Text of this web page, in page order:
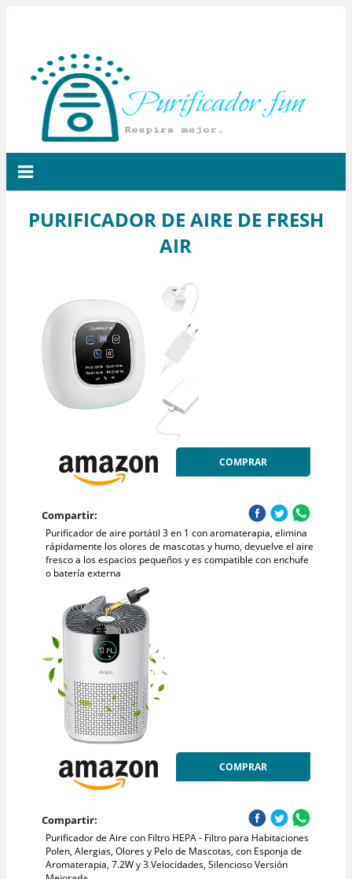
PURIFICADOR DE AIRE DE FRESH
AIR
COMPRAR
Compartir:
Purificador de aire portátil 3 en 1 con aromaterapia, elimina
rápidamente los olores de mascotas y humo, devuelve el aire
fresco a los espacios pequeños y es compatible con enchufe
o batería externa
COMPRAR
Compartir:
Purificador de Aire con Filtro HEPA - Filtro para Habitaciones
Polen, Alergias, Olores y Pelo de Mascotas, con Esponja de
Aromaterapia, 7.2W y 3 Velocidades, Silencioso Versión